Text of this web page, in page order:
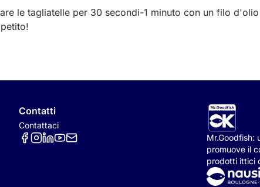
le tagliatelle per 30 secondi-1 minuto con un filo
Contatti
Contattaci
Réseaux sociaux
Mr.Goodfish:
promuove il
prodotti ittici